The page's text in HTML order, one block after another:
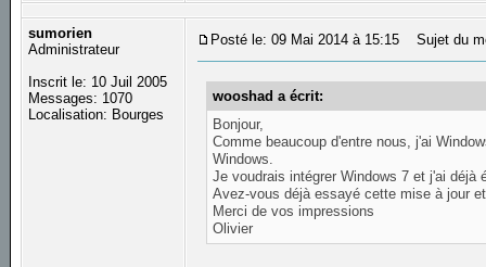
sumorien
Administrateur
Inscrit le: 10 Juil 2005
Messages: 1070
Localisation: Bourges
Posté le: 09 Mai 2014 à 15:15 Sujet du
wooshad a écrit:
Bonjour,
Comme beaucoup d'entre nous, j'ai
Windows.
Je voudrais intégrer Windows 7 et j'ai
Avez-vous déjà essayé cette mise à jour
Merci de vos impressions
Olivier